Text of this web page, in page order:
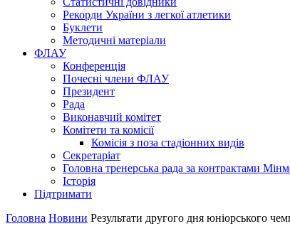
Рекорди України з легкої атлетики
Буклети
Методичні матеріали
ФЛАУ
Конференція
Почесні члени ФЛАУ
Президент
Рада
Виконавчий комітет
Комітети та комісії
Комісія з поза стадіонних видів
Секретаріат
Головна тренерська рада за контрактами
Історія
Підтримати
Головна Новини Результати другого дня юніорського